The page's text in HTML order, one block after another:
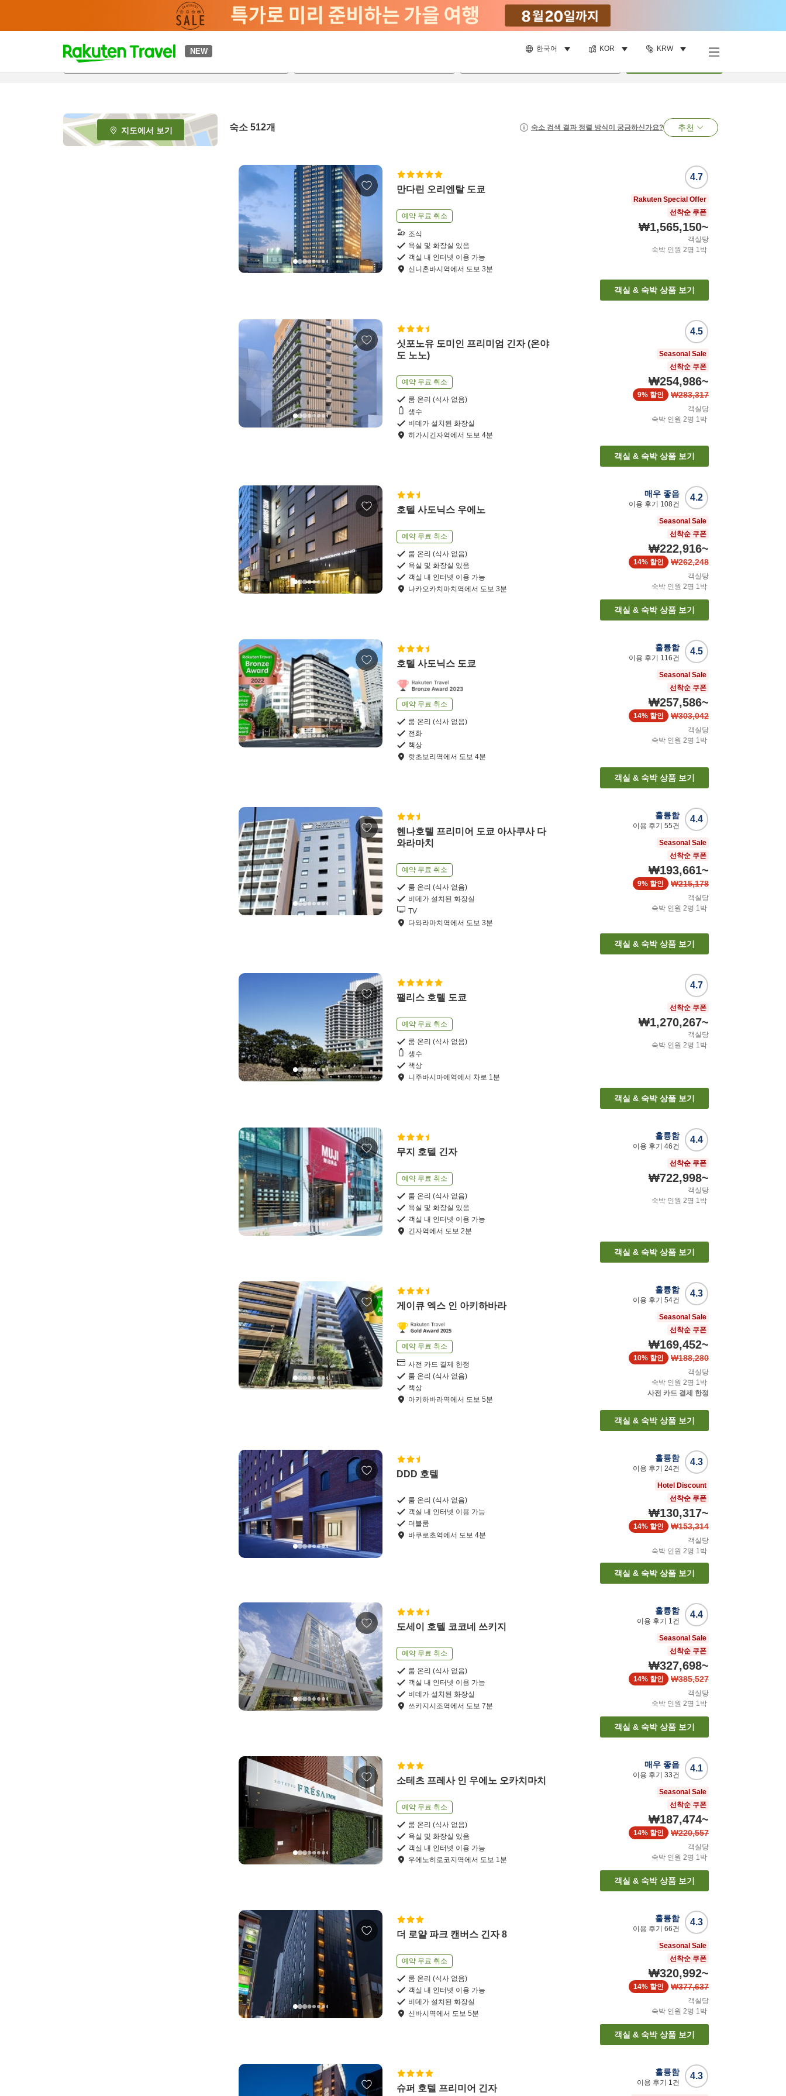
NEW 한국어 KOR KRW
t
p
e
_
s
지도에서 보기 숙소 512개 숙소 검색 결과 정렬 방식이 궁금하신가요? 추천
만다린 오리엔탈 도쿄
예약 무료 취소
조식
욕실 및 화장실 있음
객실 내 인터넷 이용 가능
신니혼바시역에서 도보 3분
4.7
Rakuten Special Offer
선착순 쿠폰
₩1,565,150~
객실당
숙박 인원 2명 1박
객실 & 숙박 상품 보기
싯포노유 도미인 프리미엄 긴자 (온야
도 노노)
예약 무료 취소
룸 온리 (식사 없음)
생수
비데가 설치된 화장실
히가시긴자역에서 도보 4분
4.5
Seasonal Sale
선착순 쿠폰
₩254,986~
₩283,317
9% 할인
객실당
숙박 인원 2명 1박
객실 & 숙박 상품 보기
호텔 사도닉스 우에노
예약 무료 취소
룸 온리 (식사 없음)
욕실 및 화장실 있음
객실 내 인터넷 이용 가능
나카오카치마치역에서 도보 3분
4.2
매우 좋음
이용 후기 108건
Seasonal Sale
선착순 쿠폰
₩222,916~
₩262,248
14% 할인
객실당
숙박 인원 2명 1박
객실 & 숙박 상품 보기
호텔 사도닉스 도쿄
예약 무료 취소
룸 온리 (식사 없음)
전화
책상
핫초보리역에서 도보 4분
4.5
훌륭함
이용 후기 116건
Seasonal Sale
선착순 쿠폰
₩257,586~
₩303,042
14% 할인
객실당
숙박 인원 2명 1박
객실 & 숙박 상품 보기
헨나호텔 프리미어 도쿄 아사쿠사 다
와라마치
예약 무료 취소
룸 온리 (식사 없음)
비데가 설치된 화장실
TV
다와라마치역에서 도보 3분
4.4
훌륭함
이용 후기 55건
Seasonal Sale
선착순 쿠폰
₩193,661~
₩215,178
9% 할인
객실당
숙박 인원 2명 1박
객실 & 숙박 상품 보기
팰리스 호텔 도쿄
예약 무료 취소
룸 온리 (식사 없음)
생수
책상
니주바시마에역에서 차로 1분
4.7
선착순 쿠폰
₩1,270,267~
객실당
숙박 인원 2명 1박
객실 & 숙박 상품 보기
무지 호텔 긴자
예약 무료 취소
룸 온리 (식사 없음)
욕실 및 화장실 있음
객실 내 인터넷 이용 가능
긴자역에서 도보 2분
4.4
훌륭함
이용 후기 46건
선착순 쿠폰
₩722,998~
객실당
숙박 인원 2명 1박
객실 & 숙박 상품 보기
게이큐 엑스 인 아키하바라
예약 무료 취소
사전 카드 결제 한정
룸 온리 (식사 없음)
책상
아키하바라역에서 도보 5분
4.3
훌륭함
이용 후기 54건
Seasonal Sale
선착순 쿠폰
₩169,452~
₩188,280
10% 할인
객실당
숙박 인원 2명 1박
사전 카드 결제 한정
객실 & 숙박 상품 보기
DDD 호텔
룸 온리 (식사 없음)
객실 내 인터넷 이용 가능
더블룸
바쿠로초역에서 도보 4분
4.3
훌륭함
이용 후기 24건
Hotel Discount
선착순 쿠폰
₩130,317~
₩153,314
14% 할인
객실당
숙박 인원 2명 1박
객실 & 숙박 상품 보기
도세이 호텔 코코네 쓰키지
예약 무료 취소
룸 온리 (식사 없음)
객실 내 인터넷 이용 가능
비데가 설치된 화장실
쓰키지시조역에서 도보 7분
4.4
훌륭함
이용 후기 1건
Seasonal Sale
선착순 쿠폰
₩327,698~
₩385,527
14% 할인
객실당
숙박 인원 2명 1박
객실 & 숙박 상품 보기
소테츠 프레사 인 우에노 오카치마치
예약 무료 취소
룸 온리 (식사 없음)
욕실 및 화장실 있음
객실 내 인터넷 이용 가능
우에노히로코지역에서 도보 1분
4.1
매우 좋음
이용 후기 33건
Seasonal Sale
선착순 쿠폰
₩187,474~
₩220,557
14% 할인
객실당
숙박 인원 2명 1박
객실 & 숙박 상품 보기
더 로얄 파크 캔버스 긴자 8
예약 무료 취소
룸 온리 (식사 없음)
객실 내 인터넷 이용 가능
비데가 설치된 화장실
신바시역에서 도보 5분
4.3
훌륭함
이용 후기 66건
Seasonal Sale
선착순 쿠폰
₩320,992~
₩377,637
14% 할인
객실당
숙박 인원 2명 1박
객실 & 숙박 상품 보기
슈퍼 호텔 프리미어 긴자
4.3
훌륭함
이용 후기 1건